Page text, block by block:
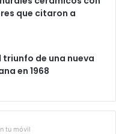
que citaron a
triunfo de una nueva
en 1968
tu móvil